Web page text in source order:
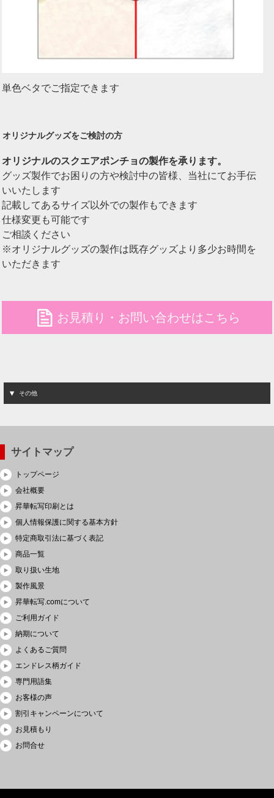
単色ベタでご指定できます
オリジナルグッズをご検討の方
オリジナルのスクエアポンチョの製作を承ります。
グッズ製作でお困りの方や検討中の皆様、当社にてお手伝
いいたします
記載してあるサイズ以外での製作もできます
仕様変更も可能です
ご相談ください
※オリジナルグッズの製作は既存グッズより多少お時間を
いただきます
file お見積り・お問い合わせはこちら
その他
サイトマップ
トップページ
会社概要
昇華転写印刷とは
個人情報保護に関する基本方針
特定商取引法に基づく表記
商品一覧
取り扱い生地
製作風景
昇華転写.comについて
ご利用ガイド
納期について
よくあるご質問
エンドレス柄ガイド
専門用語集
お客様の声
割引キャンペーンについて
お見積もり
お問合せ